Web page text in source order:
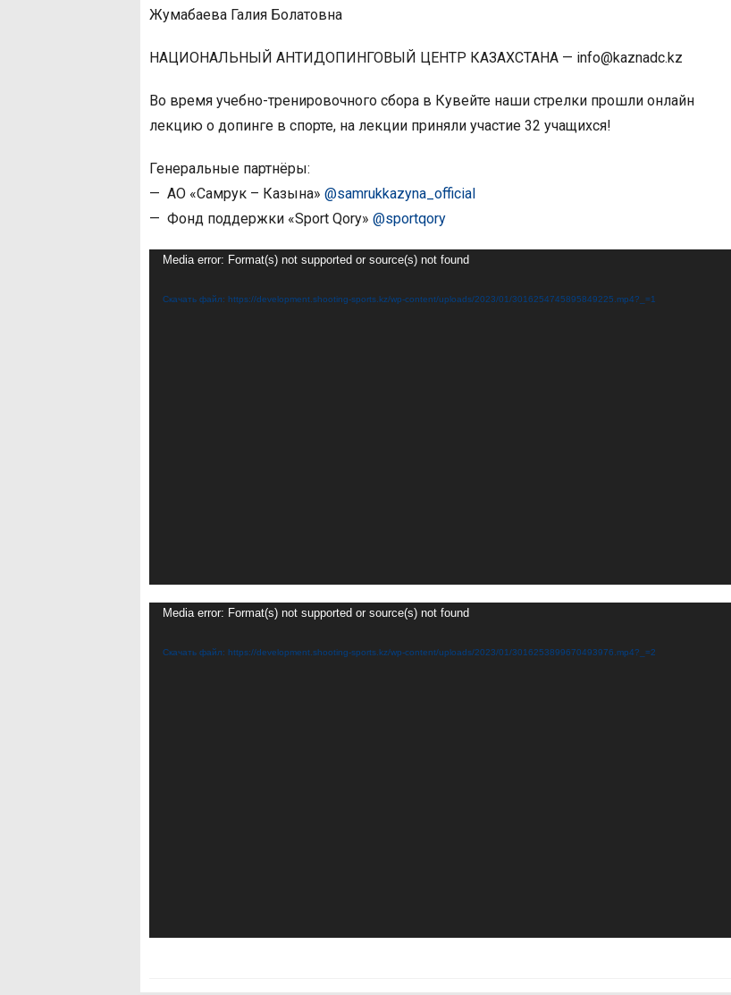
Жумабаева Галия Болатовна
НАЦИОНАЛЬНЫЙ АНТИДОПИНГОВЫЙ ЦЕНТР КАЗАХСТАНА — info@kaznadc.kz
Во время учебно-тренировочного сбора в Кувейте наши стрелки прошли онлайн
лекцию о допинге в спорте, на лекции приняли участие 32 учащихся!
Генеральные партнёры:
— АО «Самрук – Казына» @samrukkazyna_official
— Фонд поддержки «Sport Qory» @sportqory
Видеоплеер
Media error: Format(s) not supported or source(s) not found
Скачать файл: https://development.shooting-sports.kz/wp-content/uploads/2023/01/3016254745895849225.mp4?_=1
Видеоплеер
Media error: Format(s) not supported or source(s) not found
Скачать файл: https://development.shooting-sports.kz/wp-content/uploads/2023/01/3016253899670493976.mp4?_=2